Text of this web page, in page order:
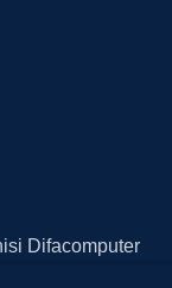
Difacomputer